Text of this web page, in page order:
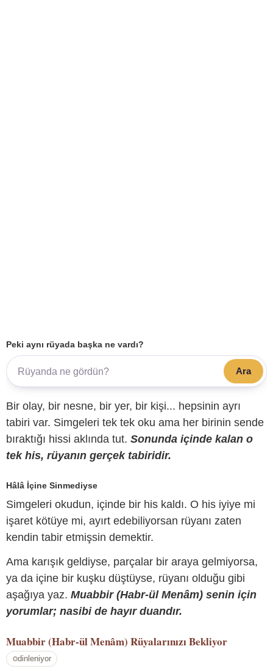
Peki aynı rüyada başka ne vardı?
Ara
Bir olay, bir nesne, bir yer, bir kişi... hepsinin ayrı
tabiri var. Simgeleri tek tek oku ama her birinin sende
bıraktığı hissi aklında tut. Sonunda içinde kalan o
tek his, rüyanın gerçek tabiridir.
Hâlâ İçine Sinmediyse
Simgeleri okudun, içinde bir his kaldı. O his iyiye mi
işaret kötüye mi, ayırt edebiliyorsan rüyanı zaten
kendin tabir etmişsin demektir.
Ama karışık geldiyse, parçalar bir araya gelmiyorsa,
ya da içine bir kuşku düştüyse, rüyanı olduğu gibi
aşağıya yaz. Muabbir (Habr-ül Menâm) senin için
yorumlar; nasibi de hayır duandır.
Muabbir (Habr-ül Menâm) Rüyalarınızı Bekliyor
dinleniyor